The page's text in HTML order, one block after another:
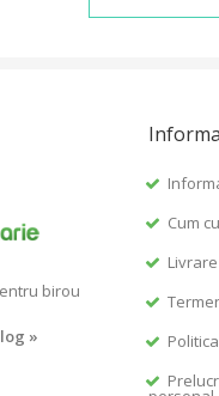
birou
»
Cum